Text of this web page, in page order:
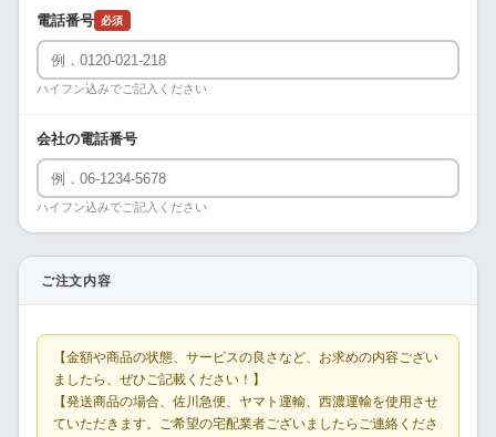
電話番号 必須
ハイフン込みでご記入ください
会社の電話番号
ハイフン込みでご記入ください
ご注文内容
【金額や商品の状態、サービスの良さなど、お求めの内容ござい
ましたら、ぜひご記載ください！】
【発送商品の場合、佐川急便、ヤマト運輸、西濃運輸を使用させ
ていただきます。ご希望の宅配業者ございましたらご連絡くださ